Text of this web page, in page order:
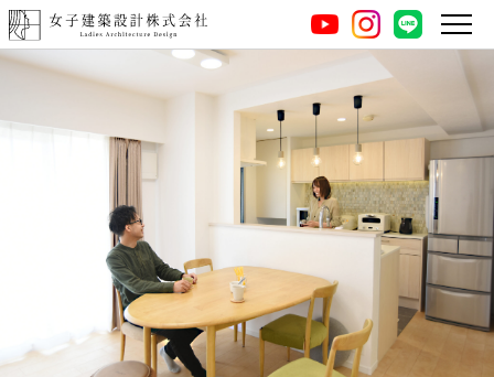
youtube instagram LINE